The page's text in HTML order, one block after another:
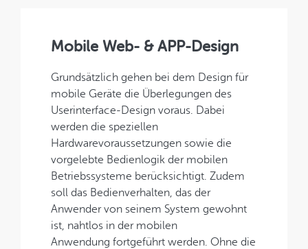
Mobile Web- & APP-Design
Grundsätzlich gehen bei dem Design für
mobile Geräte die Überlegungen des
Userinterface-Design voraus. Dabei
werden die speziellen
Hardwarevoraussetzungen sowie die
vorgelebte Bedienlogik der mobilen
Betriebssysteme berücksichtigt. Zudem
soll das Bedienverhalten, das der
Anwender von seinem System gewohnt
ist, nahtlos in der mobilen
Anwendung fortgeführt werden. Ohne die